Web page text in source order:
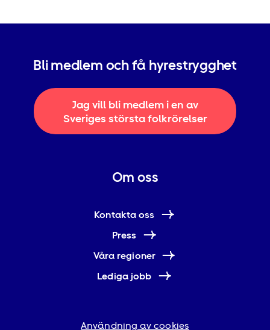
Bli medlem och få hyrestrygghet
Jag vill bli medlem i en av
Sveriges största folkrörelser
Om oss
Kontakta oss
Press
Våra regioner
Lediga jobb
Användning av cookies